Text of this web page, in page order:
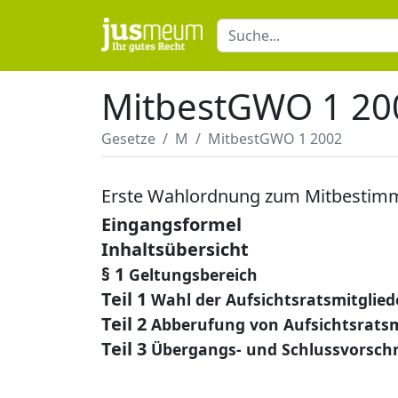
MitbestGWO 1
Gesetze M MitbestGWO 1 2002
Erste Wahlordnung zum
Eingangsformel
Inhaltsübersicht
§ 1 Geltungsbereich
Teil 1 Wahl der
Teil 2 Abberufung von
Teil 3 Übergangs- und